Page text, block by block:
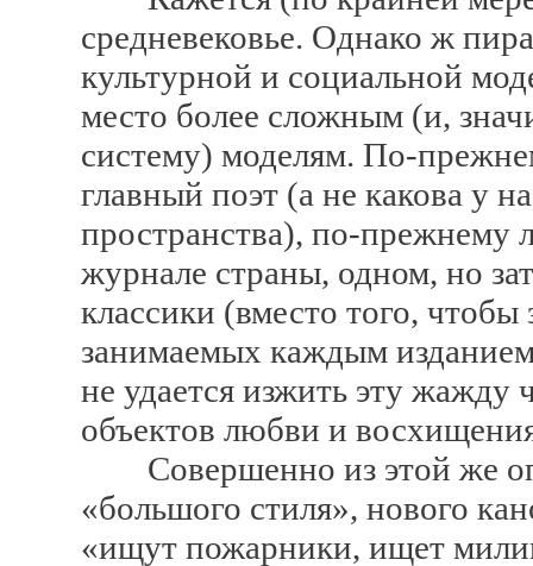
средневековье. Однако ж
культурной и социальной
место более сложным (и,
систему) моделям. По-
главный поэт (а не какова у
пространства), по-прежнему
журнале страны, одном, но
классики (вместо того,
занимаемых каждым
не удается изжить эту жажду
объектов любви и
Совершенно из этой же
«большого стиля», нового
«ищут пожарники, ищет